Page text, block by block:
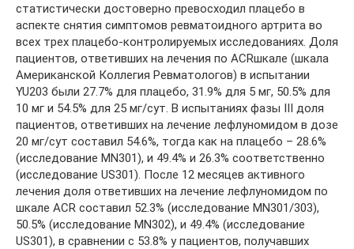
статистически достоверно превосходил плацебо в
аспекте снятия симптомов ревматоидного артрита во
всех трех плацебо-контролируемых исследованиях. Доля
пациентов, ответивших на лечения по ACRшкале (шкала
Американской Коллегия Ревматологов) в испытании
YU203 были 27.7% для плацебо, 31.9% для 5 мг, 50.5% для
10 мг и 54.5% для 25 мг/сут. В испытаниях фазы III доля
пациентов, ответивших на лечение лефлуномидом в дозе
20 мг/сут составил 54.6%, тогда как на плацебо – 28.6%
(исследование MN301), и 49.4% и 26.3% соответственно
(исследование US301). После 12 месяцев активного
лечения доля ответивших на лечение лефлуномидом по
шкале ACR составил 52.3% (исследование MN301/303),
50.5% (исследование MN302), и 49.4% (исследование
US301), в сравнении с 53.8% у пациентов, получавших